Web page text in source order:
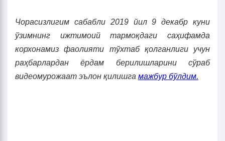
Чорасизлигим сабабли 2019
йил 9 декабр куни
ўзимнинг ижтимоий тармоқдаги саҳифамда
корхонамиз фаолияти тўхтаб қолганлиги учун
раҳбарлардан ёрдам берилишларини сўраб
видеомурожаат эълон қилишга мажбур бўлдим.